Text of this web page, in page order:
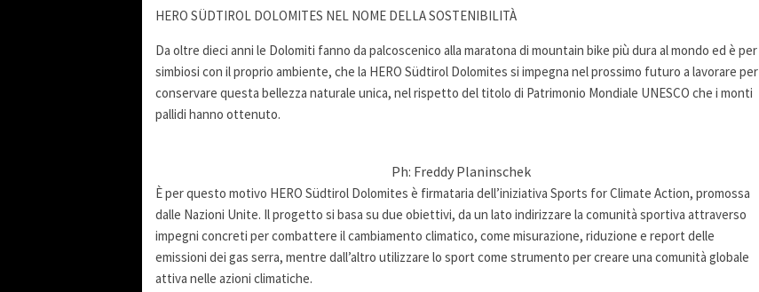
HERO SÜDTIROL DOLOMITES NEL NOME DELLA SOSTENIBILITÀ
Da oltre dieci anni le Dolomiti fanno da palcoscenico alla maratona di mountain bike più dura al mondo ed è per
simbiosi con il proprio ambiente, che la HERO Südtirol Dolomites si impegna nel prossimo futuro a lavorare per
conservare questa bellezza naturale unica, nel rispetto del titolo di Patrimonio Mondiale UNESCO che i monti
pallidi hanno ottenuto.
Ph: Freddy Planinschek
È per questo motivo HERO Südtirol Dolomites è firmataria dell’iniziativa Sports for Climate Action, promossa
dalle Nazioni Unite. Il progetto si basa su due obiettivi, da un lato indirizzare la comunità sportiva attraverso
impegni concreti per combattere il cambiamento climatico, come misurazione, riduzione e report delle
emissioni dei gas serra, mentre dall’altro utilizzare lo sport come strumento per creare una comunità globale
attiva nelle azioni climatiche.